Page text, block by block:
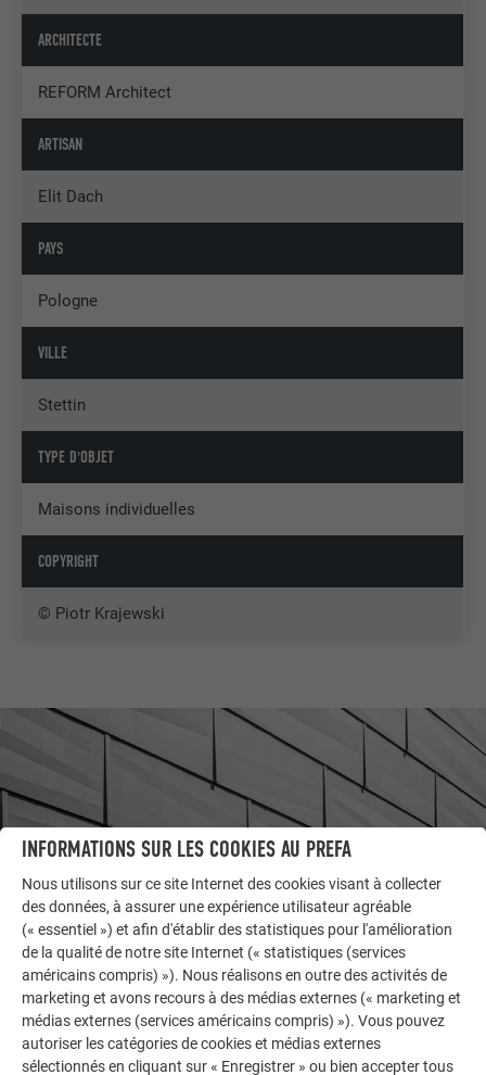
ARCHITECTE
REFORM Architect
ARTISAN
Elit Dach
PAYS
Pologne
VILLE
Stettin
TYPE D'OBJET
Maisons individuelles
COPYRIGHT
© Piotr Krajewski
LAISSEZ-VOUS INSPIRER
AUTRES BÂTIMENTS
La galerie de références PREFA démontre la
INFORMATIONS SUR LES COOKIES AU PREFA
Nous utilisons sur ce site Internet des cookies visant à collecter
des données, à assurer une expérience utilisateur agréable
(« essentiel ») et afin d'établir des statistiques pour l'amélioration
de la qualité de notre site Internet (« statistiques (services
américains compris) »). Nous réalisons en outre des activités de
marketing et avons recours à des médias externes (« marketing et
médias externes (services américains compris) »). Vous pouvez
autoriser les catégories de cookies et médias externes
sélectionnés en cliquant sur « Enregistrer » ou bien accepter tous